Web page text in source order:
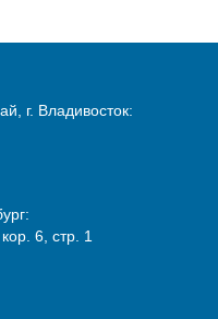
г. Владивосток:
6, стр. 1